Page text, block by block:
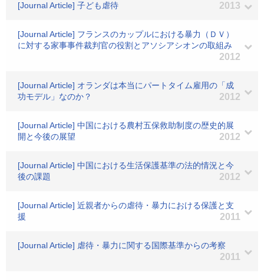
[Journal Article] 子ども虐待 2013
[Journal Article] フランスのカップルにおける暴力（ＤＶ）
に対する家事事件裁判官の役割とアソシアシオンの取組み
2012
[Journal Article] オランダは本当にパートタイム雇用の「成
功モデル」なのか？
2012
[Journal Article] 中国における農村五保救助制度の歴史的展
開と今後の展望
2012
[Journal Article] 中国における生活保護基準の法的情況と今
後の課題
2012
[Journal Article] 近親者からの虐待・暴力における保護と支
援
2011
[Journal Article] 虐待・暴力に関する国際基準からの考察
2011